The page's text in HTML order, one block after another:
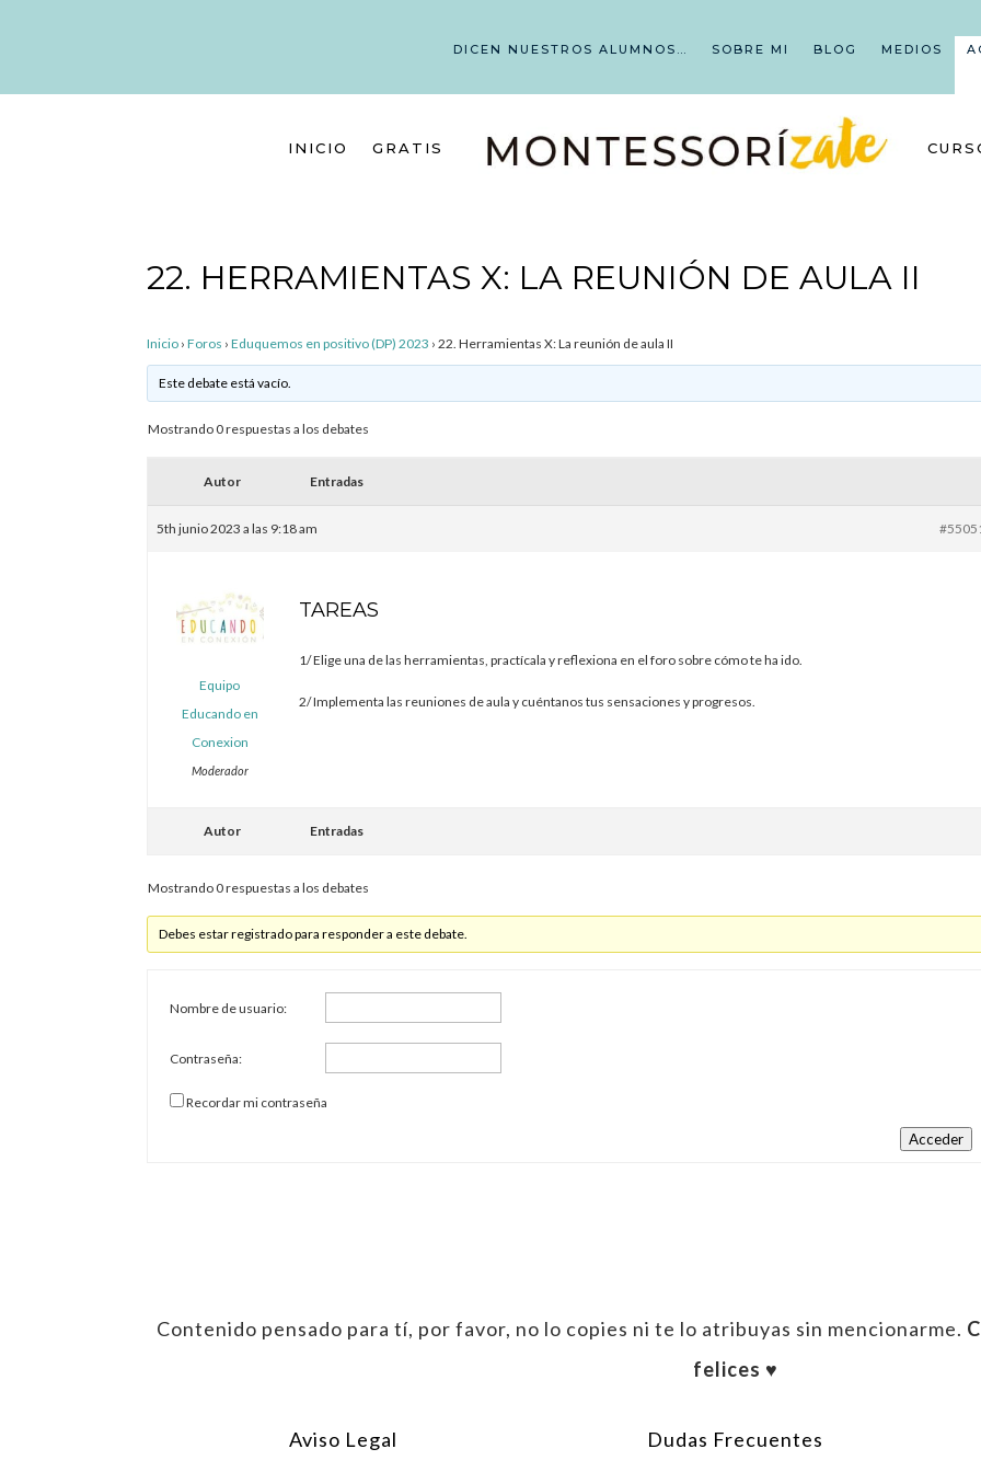
DICEN NUESTROS ALUMNOS… SOBRE MI BLOG MEDIOS
INICIO GRATIS
22. HERRAMIENTAS X: LA REUNIÓN DE AULA II
Inicio › Foros › Eduquemos en positivo (DP) 2023 › 22. Herramientas X: La reunión de aula II
Este debate está vacío.
Mostrando 0 respuestas a los debates
Autor Entradas
5th junio 2023 a las 9:18 am
Equipo
Educando en
Conexion
Moderador
TAREAS
1/ Elige una de las herramientas, practícala y reflexiona en el foro sobre cómo te ha ido.
2/ Implementa las reuniones de aula y cuéntanos tus sensaciones y progresos.
Autor Entradas
Mostrando 0 respuestas a los debates
Debes estar registrado para responder a este debate.
Nombre de usuario:
Contraseña:
Recordar mi contraseña
Acceder
Contenido pensado para tí, por favor, no lo copies ni te lo atribuyas sin mencionarme.
felices ♥︎
Aviso Legal
Dudas Frecuentes